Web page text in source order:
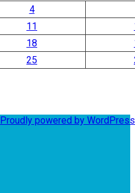
4
11
18
25
Proudly powered by